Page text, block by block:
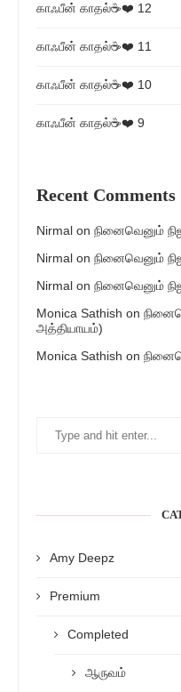
காஃபீன் காதல்☕❤️ 12
காஃபீன் காதல்☕❤️ 11
காஃபீன் காதல்☕❤️ 10
காஃபீன் காதல்☕❤️ 9
Recent Comments
Nirmal on நினைவெனும்
Nirmal on நினைவெனும்
Nirmal on நினைவெனும்
Monica Sathish on
அத்தியாயம்)
Monica Sathish on
Amy Deepz
Premium
Completed
ஆருவம்